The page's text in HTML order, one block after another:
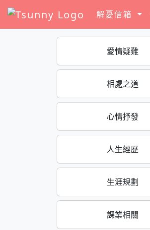
解憂信箱
愛情疑難
相處之道
心情抒發
人生經歷
生涯規劃
課業相關